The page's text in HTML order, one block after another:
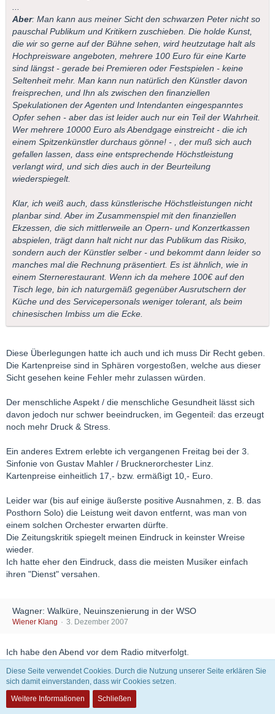
Aber: Man kann aus meiner Sicht den schwarzen Peter nicht so
pauschal Publikum und Kritikern zuschieben. Die holde Kunst,
die wir so gerne auf der Bühne sehen, wird heutzutage halt als
Hochpreisware angeboten, mehrere 100 Euro für eine Karte
sind längst - gerade bei Premieren oder Festspielen - keine
Seltenheit mehr. Man kann nun natürlich den Künstler davon
freisprechen, und Ihn als zwischen den finanziellen
Spekulationen der Agenten und Intendanten eingespanntes
Opfer sehen - aber das ist leider auch nur ein Teil der Wahrheit.
Wer mehrere 10000 Euro als Abendgage einstreicht - die ich
einem Spitzenkünstler durchaus gönne! - , der muß sich auch
gefallen lassen, dass eine entsprechende Höchstleistung
verlangt wird, und sich dies auch in der Beurteilung
wiederspiegelt.
Klar, ich weiß auch, dass künstlerische Höchstleistungen nicht
planbar sind. Aber im Zusammenspiel mit den finanziellen
Ekzessen, die sich mittlerweile an Opern- und Konzertkassen
abspielen, trägt dann halt nicht nur das Publikum das Risiko,
sondern auch der Künstler selber - und bekommt dann leider so
manches mal die Rechnung präsentiert. Es ist ähnlich, wie in
einem Sternerestaurant. Wenn ich da mehere 100€ auf den
Tisch lege, bin ich naturgemäß gegenüber Ausrutschern der
Küche und des Servicepersonals weniger tolerant, als beim
chinesischen Imbiss um die Ecke.
Diese Überlegungen hatte ich auch und ich muss Dir Recht geben.
Die Kartenpreise sind in Sphären vorgestoßen, welche aus dieser
Sicht gesehen keine Fehler mehr zulassen würden.
Der menschliche Aspekt / die menschliche Gesundheit lässt sich
davon jedoch nur schwer beeindrucken, im Gegenteil: das erzeugt
noch mehr Druck & Stress.
Ein anderes Extrem erlebte ich vergangenen Freitag bei der 3.
Sinfonie von Gustav Mahler / Brucknerorchester Linz.
Kartenpreise einheitlich 17,- bzw. ermäßigt 10,- Euro.
Leider war (bis auf einige äußerste positive Ausnahmen, z. B. das
Posthorn Solo) die Leistung weit davon entfernt, was man von
einem solchen Orchester erwarten dürfte.
Die Zeitungskritik spiegelt meinen Eindruck in keinster Wreise
wieder.
Ich hatte eher den Eindruck, dass die meisten Musiker einfach
ihren "Dienst" versahen.
Wagner: Walküre, Neuinszenierung in der WSO
Wiener Klang 3. Dezember 2007
Ich habe den Abend vor dem Radio mitverfolgt.
mitgelitten.
Dir Rettung der Premiere durch Einsatz von Oskar Hillebrandt als
Wotan empfand ich als eine ganz tolle Leistung.
Diese Seite verwendet Cookies. Durch die Nutzung unserer Seite erklären Sie
sich damit einverstanden, dass wir Cookies setzen.
Weitere Informationen
Schließen